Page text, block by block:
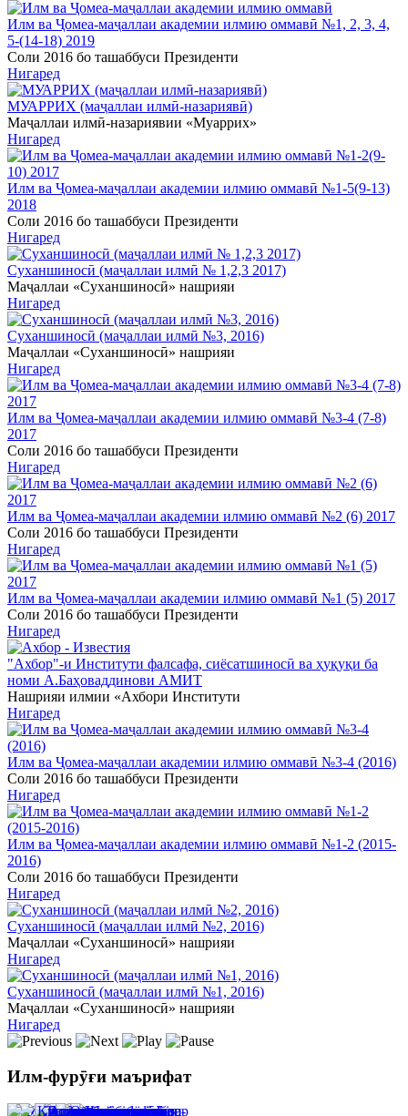
Илм ва Ҷомеа-маҷаллаи академии илмию оммавӣ №1, 2, 3, 4,
5-(14-18) 2019
Соли 2016 бо ташаббуси Президенти
Нигаред
МУАРРИХ (маҷаллаи илмӣ-назариявӣ)
Маҷаллаи илмӣ-назариявии «Муаррих»
Нигаред
Илм ва Ҷомеа-маҷаллаи академии илмию оммавӣ №1-5(9-13)
2018
Соли 2016 бо ташаббуси Президенти
Нигаред
Суханшиносӣ (маҷаллаи илмӣ № 1,2,3 2017)
Маҷаллаи «Суханшиносӣ» нашрияи
Нигаред
Суханшиносӣ (маҷаллаи илмӣ №3, 2016)
Маҷаллаи «Суханшиносӣ» нашрияи
Нигаред
Илм ва Ҷомеа-маҷаллаи академии илмию оммавӣ №3-4 (7-8)
2017
Соли 2016 бо ташаббуси Президенти
Нигаред
Илм ва Ҷомеа-маҷаллаи академии илмию оммавӣ №2 (6) 2017
Соли 2016 бо ташаббуси Президенти
Нигаред
Илм ва Ҷомеа-маҷаллаи академии илмию оммавӣ №1 (5) 2017
Соли 2016 бо ташаббуси Президенти
Нигаред
"Ахбор"-и Институти фалсафа, сиёсатшиносӣ ва ҳуқуқи ба
номи А.Баҳоваддинови АМИТ
Нашрияи илмии «Ахбори Институти
Нигаред
Илм ва Ҷомеа-маҷаллаи академии илмию оммавӣ №3-4 (2016)
Соли 2016 бо ташаббуси Президенти
Нигаред
Илм ва Ҷомеа-маҷаллаи академии илмию оммавӣ №1-2 (2015-
2016)
Соли 2016 бо ташаббуси Президенти
Нигаред
Суханшиносӣ (маҷаллаи илмӣ №2, 2016)
Маҷаллаи «Суханшиносӣ» нашрияи
Нигаред
Суханшиносӣ (маҷаллаи илмӣ №1, 2016)
Маҷаллаи «Суханшиносӣ» нашрияи
Нигаред
Илм-фурӯғи маърифат